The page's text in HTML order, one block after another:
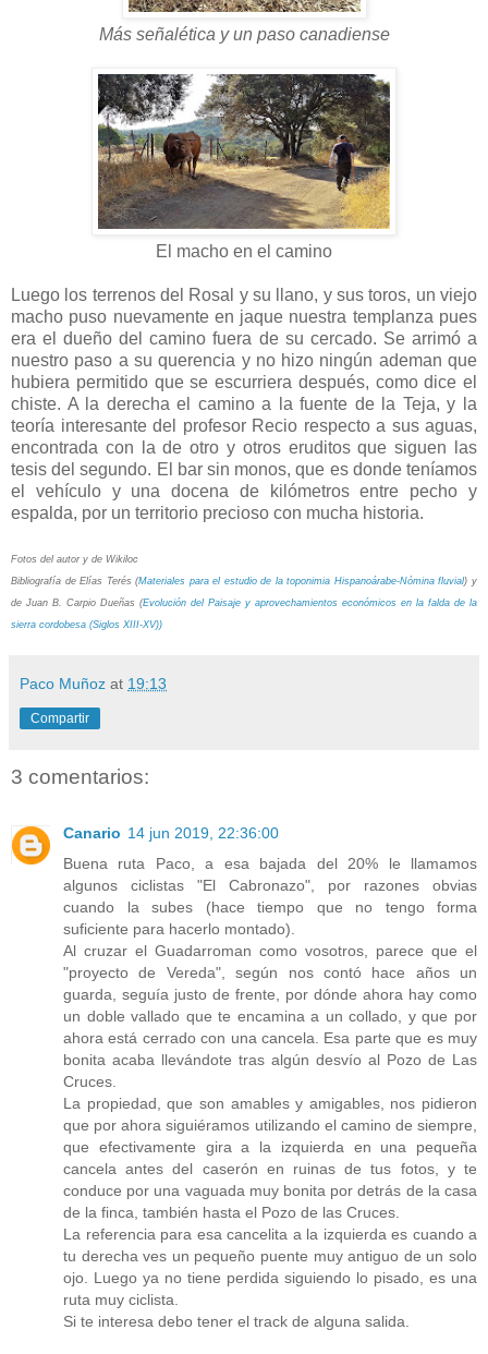
Más señalética y un paso canadiense
El macho en el camino
Luego los terrenos del Rosal y su llano, y sus toros, un viejo
macho puso nuevamente en jaque nuestra templanza pues
era el dueño del camino fuera de su cercado. Se arrimó a
nuestro paso a su querencia y no hizo ningún ademan que
hubiera permitido que se escurriera después, como dice el
chiste. A la derecha el camino a la fuente de la Teja, y la
teoría interesante del profesor Recio respecto a sus aguas,
encontrada con la de otro y otros eruditos que siguen las
tesis del segundo. El bar sin monos, que es donde teníamos
el vehículo y una docena de kilómetros entre pecho y
espalda, por un territorio precioso con mucha historia.
Fotos del autor y de Wikiloc
Bibliografía de Elías Terés (Materiales para el estudio de la toponimia Hispanoárabe-Nómina fluvial) y
de Juan B. Carpio Dueñas (Evolución del Paisaje y aprovechamientos económicos en la falda de la
sierra cordobesa (Siglos XIII-XV))
Paco Muñoz at 19:13
Compartir
3 comentarios:
Canario 14 jun 2019, 22:36:00
Buena ruta Paco, a esa bajada del 20% le llamamos
algunos ciclistas "El Cabronazo", por razones obvias
cuando la subes (hace tiempo que no tengo forma
suficiente para hacerlo montado).
Al cruzar el Guadarroman como vosotros, parece que el
"proyecto de Vereda", según nos contó hace años un
guarda, seguía justo de frente, por dónde ahora hay como
un doble vallado que te encamina a un collado, y que por
ahora está cerrado con una cancela. Esa parte que es muy
bonita acaba llevándote tras algún desvío al Pozo de Las
Cruces.
La propiedad, que son amables y amigables, nos pidieron
que por ahora siguiéramos utilizando el camino de siempre,
que efectivamente gira a la izquierda en una pequeña
cancela antes del caserón en ruinas de tus fotos, y te
conduce por una vaguada muy bonita por detrás de la casa
de la finca, también hasta el Pozo de las Cruces.
La referencia para esa cancelita a la izquierda es cuando a
tu derecha ves un pequeño puente muy antiguo de un solo
ojo. Luego ya no tiene perdida siguiendo lo pisado, es una
ruta muy ciclista.
Si te interesa debo tener el track de alguna salida.